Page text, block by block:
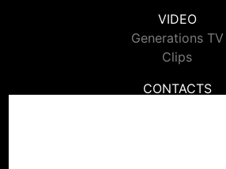
VIDEO
Generations TV
Clips
CONTACTS